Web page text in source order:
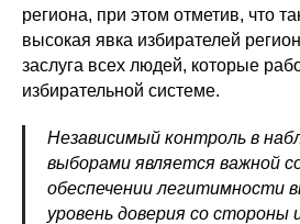
региона, при этом отметив, что
высокая явка избирателей
заслуга всех людей, которые
избирательной системе.
Независимый контроль в
выборами является важной
обеспечении легитимности
уровень доверия со стороны